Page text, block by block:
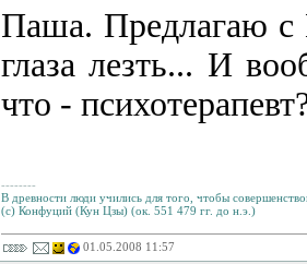
Паша. Предлагаю с
глаза лезть... И
что -
--------
В древности люди учились для того, чтобы
(с) Конфуций (Кун Цзы) (ок. 551 479 гг. до н.э.)
01.05.2008 11:57